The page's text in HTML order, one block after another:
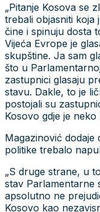
„Pitanje Kosova se
trebali objasniti
čine i spinuju dosta
Vijeća Evrope je
skupštine. Ja sam
što u
zastupnici glasaju
stavu. Dakle, to je
postojali su
Kosovo gdje je
Magazinović dodaje
politike trebalo
„S druge strane, u
stav Parlamentarne
apsolutno ne
Kosovo kao